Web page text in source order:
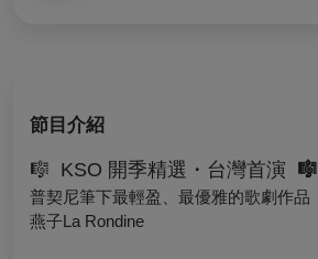
節目介紹
🎼 KSO 開季精選・台灣首演 🎼
普契尼筆下最輕盈、最優雅的歌劇作品
燕子La Rondine